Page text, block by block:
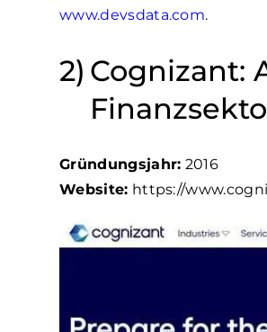
www.devsdata.com.
Cognizant:
Gründungsjahr: 2016
Website: https://